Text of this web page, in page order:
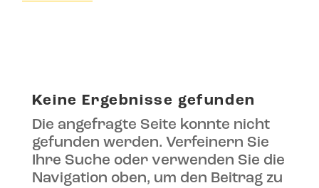
Keine Ergebnisse gefunden
Die angefragte Seite konnte nicht
gefunden werden. Verfeinern Sie
Ihre Suche oder verwenden Sie die
Navigation oben, um den Beitrag zu